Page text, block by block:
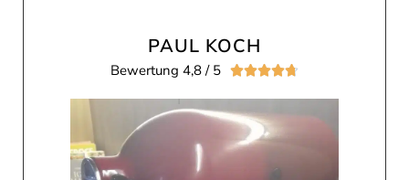
PAUL KOCH
Bewertung 4,8 / 5 